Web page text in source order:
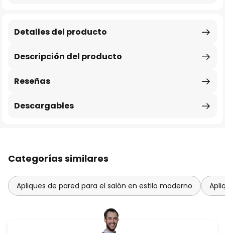
Descripción del producto
Detalles del producto
Reseñas
Descargables
Categorías similares
Apliques de pared para el salón en estilo moderno